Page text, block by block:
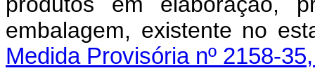
embalagem, existente no
Medida Provisória nº 2158-